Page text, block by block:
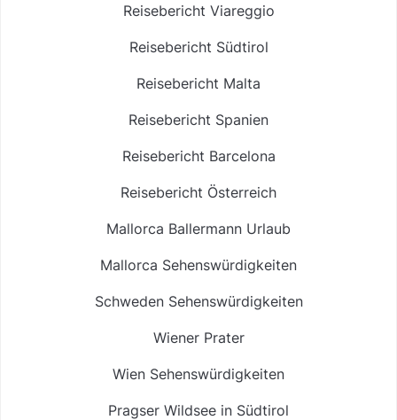
Reisebericht Viareggio
Reisebericht Südtirol
Reisebericht Malta
Reisebericht Spanien
Reisebericht Barcelona
Reisebericht Österreich
Mallorca Ballermann Urlaub
Mallorca Sehenswürdigkeiten
Schweden Sehenswürdigkeiten
Wiener Prater
Wien Sehenswürdigkeiten
Pragser Wildsee in Südtirol